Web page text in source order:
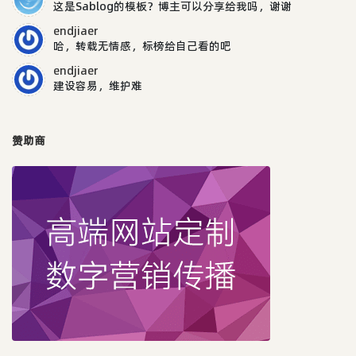
这是Sablog的模板？博主可以分享给我吗，谢谢
endjiaer
哈，转载无情感，标榜给自己看的吧
endjiaer
建设容易，维护难
赞助商